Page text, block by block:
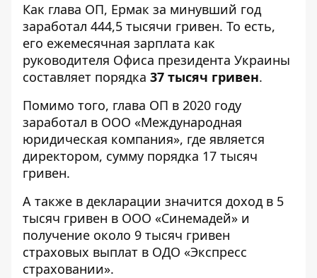
Как глава ОП, Ермак за минувший год
заработал 444,5 тысячи гривен. То есть,
его ежемесячная зарплата как
руководителя Офиса президента Украины
составляет порядка 37 тысяч гривен.
Помимо того, глава ОП в 2020 году
заработал в ООО «Международная
юридическая компания», где является
директором, сумму порядка 17 тысяч
гривен.
А также в декларации значится доход в 5
тысяч гривен в ООО «Синемадей» и
получение около 9 тысяч гривен
страховых выплат в ОДО «Экспресс
страховании».